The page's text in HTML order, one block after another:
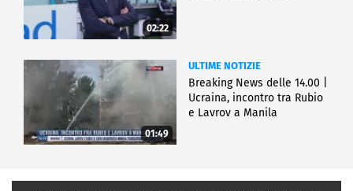
02:22
01:49
ULTIME NOTIZIE
Breaking News delle 14.00 |
Ucraina, incontro tra Rubio
e Lavrov a Manila